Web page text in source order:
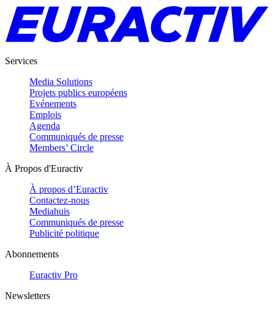
Services
Media Solutions
Projets publics européens
Evénements
Emplois
Agenda
Communiqués de presse
Members’ Circle
À Propos d'Euractiv
À propos d’Euractiv
Contactez-nous
Mediahuis
Communiqués de presse
Publicité politique
Abonnements
Euractiv Pro
Newsletters